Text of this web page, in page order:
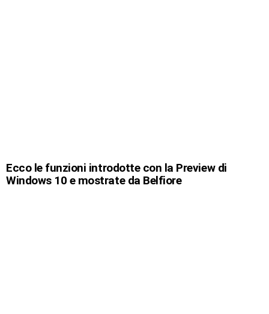
Ecco le funzioni introdotte con la Preview di
Windows 10 e mostrate da Belfiore